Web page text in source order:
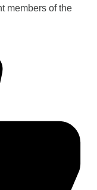
members of the